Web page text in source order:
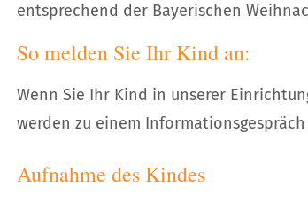
entsprechend der Bayerischen
So melden Sie Ihr Kind an:
Wenn Sie Ihr Kind in unserer
werden zu einem
Aufnahme des Kindes